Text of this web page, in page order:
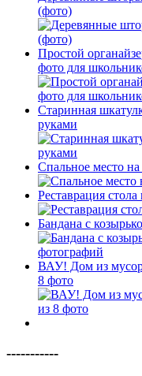
(фото)
Простой
фото для
Старинная
руками
Спальное место
Реставрация
Бандана с
ВАУ! Дом из
8 фото
-----------